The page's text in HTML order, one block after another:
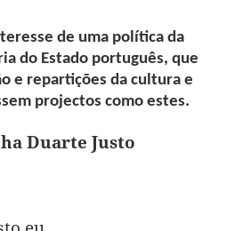
de uma política da
do Estado português, que
e repartições da cultura e
projectos como estes.
Duarte Justo